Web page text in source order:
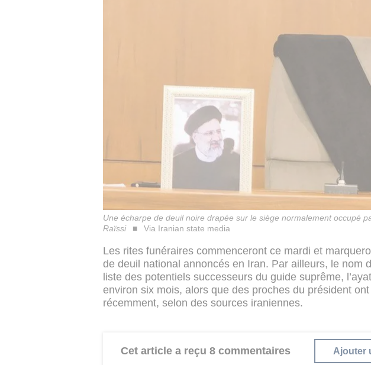
Une écharpe de deuil noire drapée sur le siège normalement occupé
Raïssi
Via Iranian state media
Les rites funéraires commenceront ce mardi et
de deuil national annoncés en Iran. Par ailleurs, le nom
liste des potentiels successeurs du guide suprême,
environ six mois, alors que des proches du président ont
récemment, selon des sources iraniennes.
Cet article a reçu 8 commentaires Ajouter